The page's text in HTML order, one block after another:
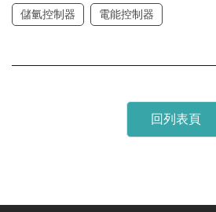
儲氫控制器 電能控制器
回列表頁